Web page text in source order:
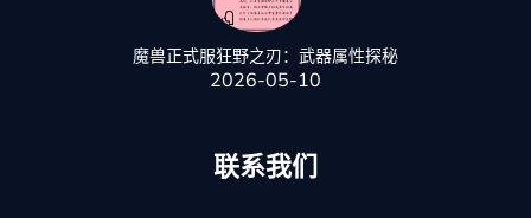
魔兽正式服狂野之刃：武器属性探秘
2026-05-10
联系我们